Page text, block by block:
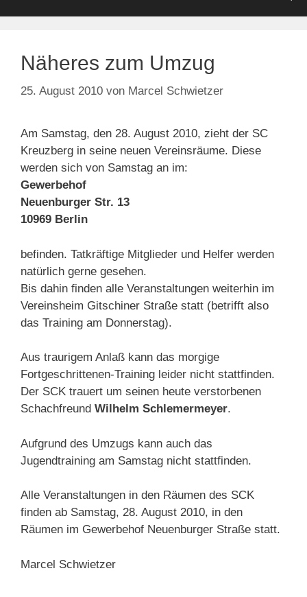
Näheres zum Umzug
25. August 2010 von Marcel Schwietzer
Am Samstag, den 28. August 2010, zieht der SC
Kreuzberg in seine neuen Vereinsräume. Diese
werden sich von Samstag an im:
Gewerbehof
Neuenburger Str. 13
10969 Berlin
befinden. Tatkräftige Mitglieder und Helfer werden
natürlich gerne gesehen.
Bis dahin finden alle Veranstaltungen weiterhin im
Vereinsheim Gitschiner Straße statt (betrifft also
das Training am Donnerstag).
Aus traurigem Anlaß kann das morgige
Fortgeschrittenen-Training leider nicht stattfinden.
Der SCK trauert um seinen heute verstorbenen
Schachfreund Wilhelm Schlemermeyer.
Aufgrund des Umzugs kann auch das
Jugendtraining am Samstag nicht stattfinden.
Alle Veranstaltungen in den Räumen des SCK
finden ab Samstag, 28. August 2010, in den
Räumen im Gewerbehof Neuenburger Straße statt.
Marcel Schwietzer